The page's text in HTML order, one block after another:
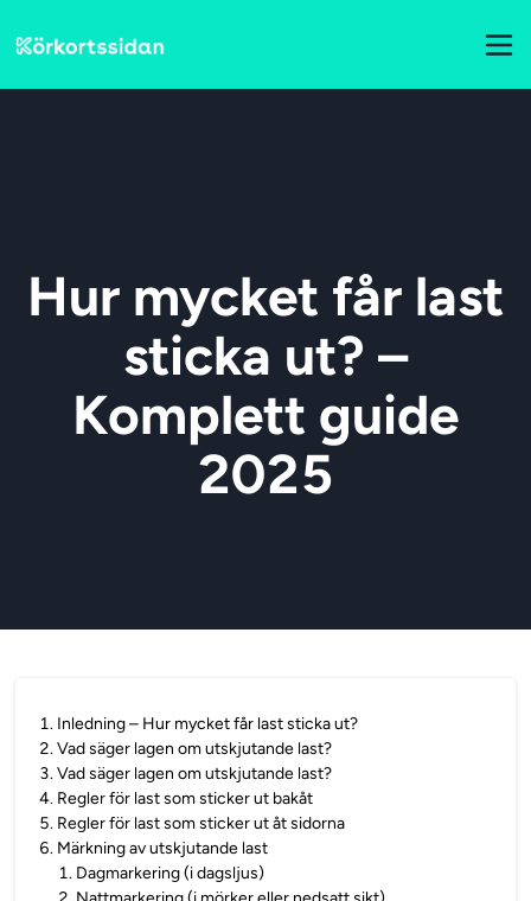
Hur mycket får last
sticka ut? –
Komplett guide
2025
1. Inledning – Hur mycket får last sticka ut?
2.Vad säger lagen om utskjutande last?
3.Vad säger lagen om utskjutande last?
4. Regler för last som sticker ut bakåt
5. Regler för last som sticker ut åt sidorna
6. Märkning av utskjutande last
1. Dagmarkering (i dagsljus)